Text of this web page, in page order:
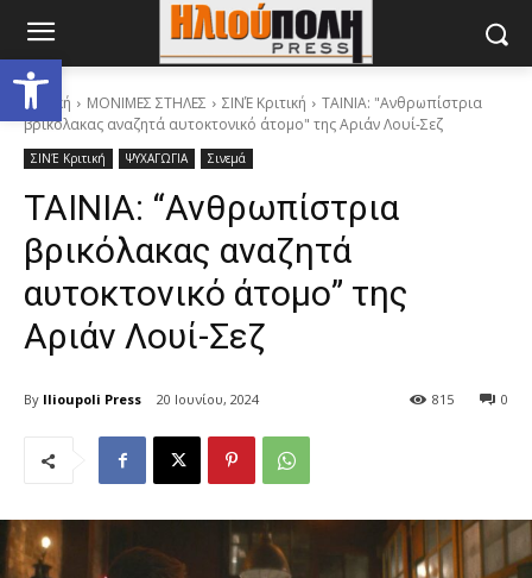
Ανοίξτε τη γραμμή εργαλείων
Αρχική ΜΟΝΙΜΕΣ ΣΤΗΛΕΣ ΣΙΝΈ Κριτική
ΤΑΙΝΙΑ: "Ανθρωπίστρια
βρικόλακας αναζητά αυτοκτονικό άτομο" της Αριάν Λουί-Σεζ
ΣΙΝΈ Κριτική ΨΥΧΑΓΩΓΙΑ Σινεμά
ΤΑΙΝΙΑ: “Ανθρωπίστρια
βρικόλακας αναζητά
αυτοκτονικό άτομο” της
Αριάν Λουί-Σεζ
By Ilioupoli Press 20 Ιουνίου, 2024 0
815